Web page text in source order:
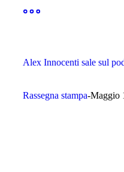
Alex Innocenti sale sul
Rassegna stampa Maggio